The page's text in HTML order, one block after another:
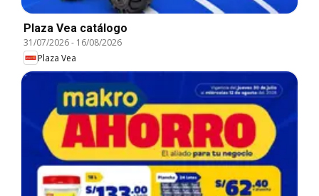
Plaza Vea catálogo
31/07/2026- 16/08/2026
Plaza Vea